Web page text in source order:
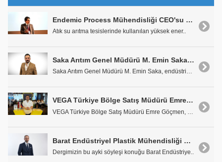
Endemic Process Mühendisliği CEO'su ve Kurucusu Burak Atom Okumuş: "Endemic ile Sürdürülebilir Çamur Yönetimi"
Atık su arıtma tesislerinde kullanılan yüksek ener..
Saka Arıtım Genel Müdürü M. Emin Saka: "Suyu Tüketen Değil, Yöneten Tesisler Kazanacak"
Saka Arıtım Genel Müdürü M. Emin Saka, endüstriyel..
VEGA Türkiye Bölge Satış Müdürü Emre Göçmen: "Doğru Ölçüm Stratejik Bir Yönetim Unsurudur"
Barat Endüstriyel Plastik Mühendisliği Kurucusu Barış Arat: "Yüksek Mühendisliği Akıllı Teknolojilerle Buluşturuyoruz"
Dergimizin bu ayki söyleşi konuğu Barat Endüstriye..